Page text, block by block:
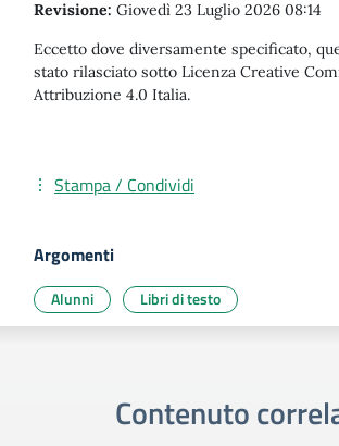
Revisione: Giovedì 23 Luglio 2026 08:14
Eccetto dove diversamente specificato,
stato rilasciato sotto Licenza Creative
Attribuzione 4.0 Italia.
Stampa / Condividi
Argomenti
Alunni Libri di testo
Contenuto